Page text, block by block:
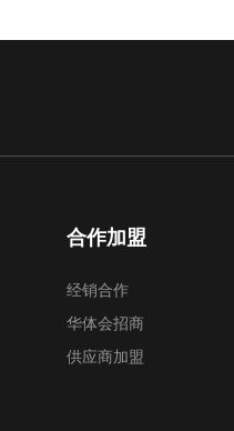
合作加盟
经销合作
华体会招商
供应商加盟